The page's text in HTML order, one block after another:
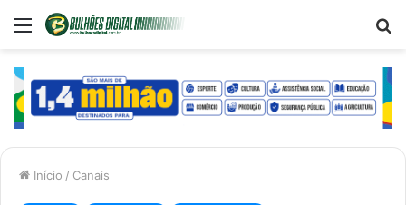
Menu
Início / Canais